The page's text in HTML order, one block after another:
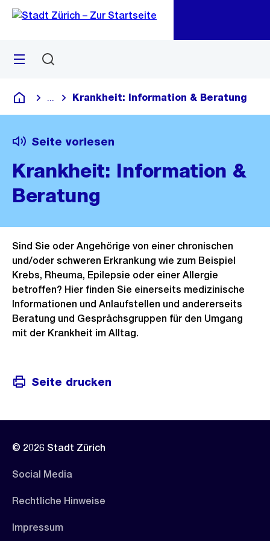
Navigation
Sprunglink
Menü
Deutsch
Blende alle Breadcrumbs ein
Krankheit: Information & Beratung
Seite vorlesen
Krankheit: Information &
Beratung
Sind Sie oder Angehörige von einer chronischen
und/oder schweren Erkrankung wie zum Beispiel
Krebs, Rheuma, Epilepsie oder einer Allergie
betroffen? Hier finden Sie einerseits medizinische
Informationen und Anlaufstellen und andererseits
Beratung und Gesprächsgruppen für den Umgang
mit der Krankheit im Alltag.
Seite drucken
© 2026 Stadt Zürich
Social Media
Rechtliche Hinweise
Impressum